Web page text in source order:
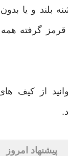
بلند و یا
گرفته
از کیف
پیشنهاد امروز